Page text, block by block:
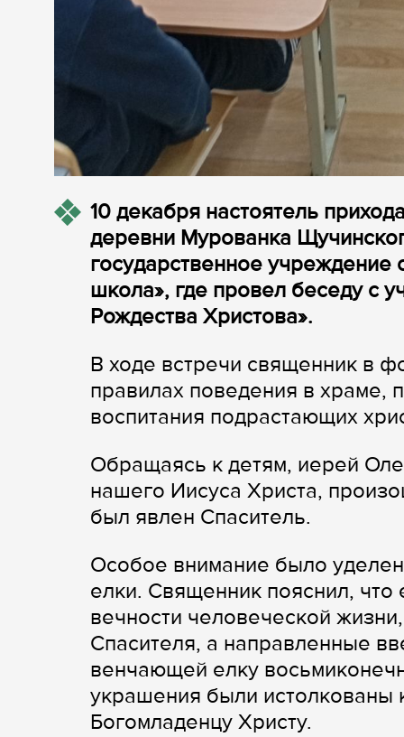
10 декабря настоятель
деревни Мурованка
государственное учреждение
школа», где провел беседу с
Рождества Христова».
В ходе встречи священник в
правилах поведения в храме,
воспитания подрастающих
Обращаясь к детям, иерей
нашего Иисуса Христа,
был явлен Спаситель.
Особое внимание было
елки. Священник пояснил,
вечности человеческой
Спасителя, а направленные
венчающей елку
украшения были истолкованы
Богомладенцу Христу.